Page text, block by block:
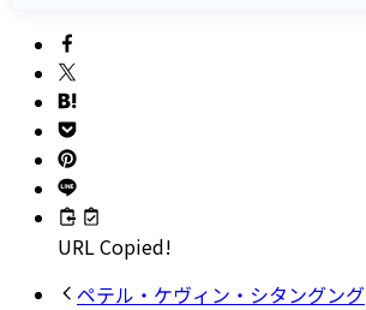
URL Copied!
ペテル・ケヴィン・シタングング